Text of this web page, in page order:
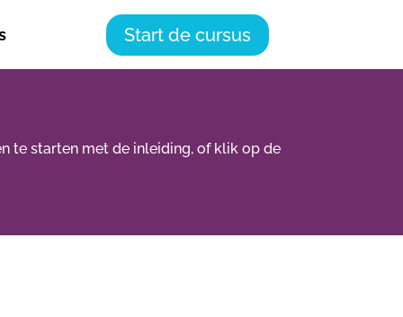
Start de cursus
te starten met de inleiding, of klik op de